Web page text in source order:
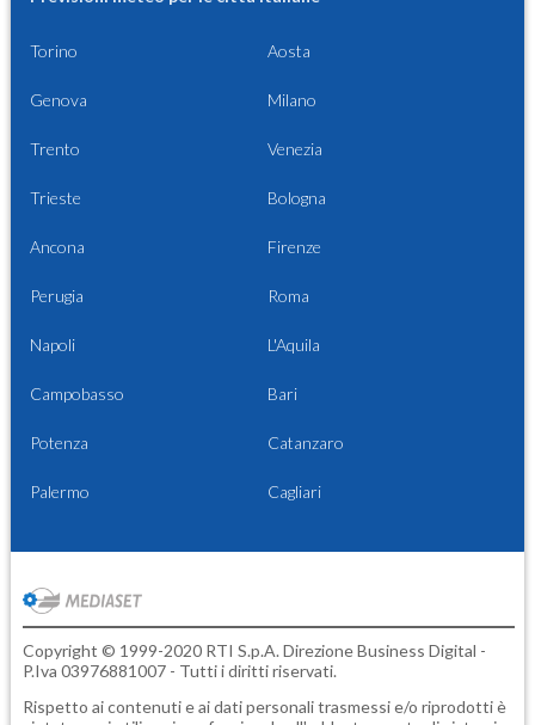
Torino Aosta
Genova Milano
Trento Venezia
Trieste Bologna
Ancona Firenze
Perugia Roma
Napoli L'Aquila
Campobasso Bari
Potenza Catanzaro
Palermo Cagliari
Copyright © 1999-2020 RTI S.p.A. Direzione Business Digital -
P.Iva 03976881007 - Tutti i diritti riservati.
Rispetto ai contenuti e ai dati personali trasmessi e/o riprodotti è